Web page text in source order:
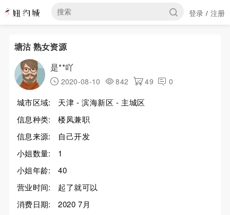
登录 / 注册
塘沽 熟女资源
是**吖
2020-08-10 842 49 0
城市区域:
天津 - 滨海新区 - 主城区
信息种类:
楼凤兼职
信息来源:
自己开发
小姐数量:
1
小姐年龄:
40
营业时间:
起了就可以
消费日期:
2020 7月